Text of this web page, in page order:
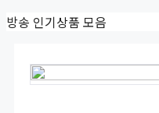
Skip
방송 인기상품 모음